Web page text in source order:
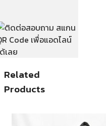
Related
Products